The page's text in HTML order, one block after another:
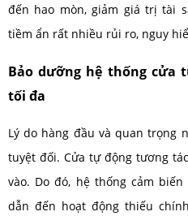
đến hao mòn, giảm giá trị tài
tiềm ẩn rất nhiều rủi ro, nguy
Bảo dưỡng hệ thống cửa
tối đa
Lý do hàng đầu và quan trọng
tuyệt đối. Cửa tự động tương
vào. Do đó, hệ thống cảm
dẫn đến hoạt động thiếu